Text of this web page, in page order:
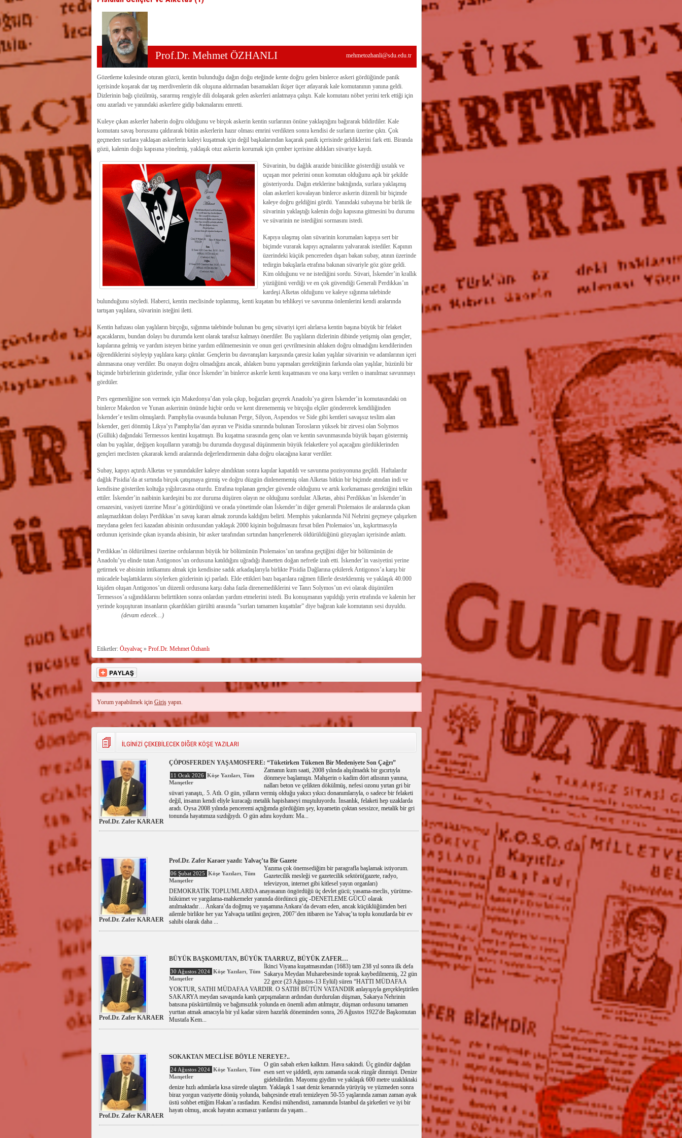
Prof.Dr. Mehmet ÖZHANLI mehmetozhanli@sdu.edu.tr
Gözetleme kulesinde oturan gözcü, kentin bulunduğu dağın doğu eteğinde kente doğru gelen binlerce askeri gördüğünde panik
içerisinde koşarak dar taş merdivenlerin dik oluşuna aldırmadan basamakları ikişer üçer atlayarak kale komutanının yanına geldi.
Dizlerinin bağı çözülmüş, sararmış rengiyle dili dolaşarak gelen askerleri anlatmaya çalıştı. Kale komutanı nöbet yerini terk ettiği için
onu azarladı ve yanındaki askerlere gidip bakmalarını emretti.
Kuleye çıkan askerler haberin doğru olduğunu ve birçok askerin kentin surlarının önüne yaklaştığını bağırarak bildirdiler. Kale
komutanı savaş borusunu çaldırarak bütün askerlerin hazır olması emrini verdikten sonra kendisi de surların üzerine çıktı. Çok
geçmeden surlara yaklaşan askerlerin kaleyi kuşatmak için değil başkalarından kaçarak panik içerisinde geldiklerini fark etti. Biranda
gözü, kalenin doğu kapısına yönelmiş, yaklaşık otuz askerin korumak için çember içerisine aldıkları süvariye kaydı.
Süvarinin, bu dağlık arazide binicilikte gösterdiği ustalık ve
uçuşan mor pelerini onun komutan olduğunu açık bir şekilde
gösteriyordu. Dağın eteklerine baktığında, surlara yaklaşmış
olan askerleri kovalayan binlerce askerin düzenli bir biçimde
kaleye doğru geldiğini gördü. Yanındaki subayına bir birlik ile
süvarinin yaklaştığı kalenin doğu kapısına gitmesini bu durumu
ve süvarinin ne istediğini sormasını istedi.
Kapıya ulaşmış olan süvarinin korumaları kapıya sert bir
biçimde vurarak kapıyı açmalarını yalvararak istediler. Kapının
üzerindeki küçük pencereden dışarı bakan subay, atının üzerinde
tedirgin bakışlarla etrafına bakınan süvariyle göz göze geldi.
Kim olduğunu ve ne istediğini sordu. Süvari, İskender’in krallık
yüzüğünü verdiği ve en çok güvendiği Generali Perdikkas’ın
kardeşi Alketas olduğunu ve kaleye sığınma talebinde
bulunduğunu söyledi. Haberci, kentin meclisinde toplanmış, kenti kuşatan bu tehlikeyi ve savunma önlemlerini kendi aralarında
tartışan yaşlılara, süvarinin isteğini iletti.
Kentin hafızası olan yaşlıların birçoğu, sığınma talebinde bulunan bu genç süvariyi içeri alırlarsa kentin başına büyük bir felaket
açacaklarını, bundan dolayı bu durumda kent olarak tarafsız kalmayı önerdiler. Bu yaşlıların dizlerinin dibinde yetişmiş olan gençler,
kapılarına gelmiş ve yardım isteyen birine yardım edilmemesinin ve onun geri çevrilmesinin ahlaken doğru olmadığını kendilerinden
öğrendiklerini söyleyip yaşlılara karşı çıktılar. Gençlerin bu davranışları karşısında çaresiz kalan yaşlılar süvarinin ve adamlarının içeri
alınmasına onay verdiler. Bu onayın doğru olmadığını ancak, ahlaken bunu yapmaları gerektiğinin farkında olan yaşlılar, hüzünlü bir
biçimde birbirlerinin gözlerinde, yıllar önce İskender’in binlerce askerle kenti kuşatmasını ve ona karşı verilen o inanılmaz savunmayı
gördüler.
Pers egemenliğine son vermek için Makedonya’dan yola çıkıp, boğazları geçerek Anadolu’ya giren İskender’in komutasındaki on
binlerce Makedon ve Yunan askerinin önünde hiçbir ordu ve kent direnememiş ve birçoğu elçiler göndererek kendiliğinden
İskender’e teslim olmuşlardı. Pamphylia ovasında bulunan Perge, Silyon, Aspendos ve Side gibi kentleri savaşsız teslim alan
İskender, geri dönmüş Likya’yı Pamphylia’dan ayıran ve Pisidia sınırında bulunan Torosların yüksek bir zirvesi olan Solymos
(Güllük) dağındaki Termessos kentini kuşatmıştı. Bu kuşatma sırasında genç olan ve kentin savunmasında büyük başarı göstermiş
olan bu yaşlılar, değişen koşulların yarattığı bu durumda duygusal düşünmenin büyük felaketlere yol açacağını gördüklerinden
gençleri meclisten çıkararak kendi aralarında değerlendirmenin daha doğru olacağına karar verdiler.
Subay, kapıyı açtırdı Alketas ve yanındakiler kaleye alındıktan sonra kapılar kapatıldı ve savunma pozisyonuna geçildi. Haftalardır
dağlık Pisidia’da at sırtında birçok çatışmaya girmiş ve doğru düzgün dinlenememiş olan Alketas bitkin bir biçimde atından indi ve
kendisine gösterilen koltuğa yığılırcasına oturdu. Etrafına toplanan gençler güvende olduğunu ve artık korkmaması gerektiğini telkin
ettiler. İskender’in naibinin kardeşini bu zor duruma düşüren olayın ne olduğunu sordular. Alketas, abisi Perdikkas’ın İskender’in
cenazesini, vasiyeti üzerine Mısır’a götürdüğünü ve orada yönetimde olan İskender’in diğer generali Ptolemaios ile aralarında çıkan
anlaşmazlıktan dolayı Perdikkas’ın savaş kararı almak zorunda kaldığını belirti. Memphis yakınlarında Nil Nehrini geçmeye çalışırken
meydana gelen feci kazadan abisinin ordusundan yaklaşık 2000 kişinin boğulmasını fırsat bilen Ptolemaios’un, kışkırtmasıyla
ordunun içerisinde çıkan isyanda abisinin, bir asker tarafından sırtından hançerlenerek öldürüldüğünü gözyaşları içerisinde anlattı.
Perdikkas’ın öldürülmesi üzerine ordularının büyük bir bölümünün Ptolemaios’un tarafına geçtiğini diğer bir bölümünün de
Anadolu’yu elinde tutan Antigonos’un ordusuna katıldığını uğradığı ihanetten doğan nefretle izah etti. İskender’in vasiyetini yerine
getirmek ve abisinin intikamını almak için kendisine sadık arkadaşlarıyla birlikte Pisidia Dağlarına çekilerek Antigonos’a karşı bir
mücadele başlattıklarını söylerken gözlerinin içi parladı. Elde ettikleri bazı başarılara rağmen fillerle desteklenmiş ve yaklaşık 40.000
kişiden oluşan Antigonos’un düzenli ordusuna karşı daha fazla direnemediklerini ve Tanrı Solymos’un evi olarak düşünülen
Termessos’a sığındıklarını belirttikten sonra onlardan yardım etmelerini istedi. Bu konuşmanın yapıldığı yerin etrafında ve kalenin her
yerinde koşuşturan insanların çıkardıkları gürültü arasında “surları tamamen kuşattılar” diye bağıran kale komutanın sesi duyuldu.
(devam edecek…)
Etiketler: Özyalvaç» Prof.Dr. Mehmet Özhanlı
Yorum yapabilmek içinGiriş yapın.
İLGİNİZİ ÇEKEBİLECEK DİĞER KÖŞE YAZILARI
Prof.Dr. Zafer KARAER
ÇÖPOSFERDEN YAŞAMOSFERE: “Tüketirken Tükenen Bir Medeniyete Son Çağrı”
11 Ocak 2026 Köşe Yazıları, Tüm
Manşetler
Zamanın kum saati, 2008 yılında alışılmadık bir gıcırtıyla
dönmeye başlamıştı. Mahşerin o kadim dört atlısının yanına,
nalları beton ve çelikten dökülmüş, nefesi ozonu yırtan gri bir
süvari yanaştı,. 5. Atlı. O gün, yılların vermiş olduğu yakıcı yıkıcı donanımlarıyla, o sadece bir felaketi
değil, insanın kendi eliyle kuracağı metalik hapishaneyi muştuluyordu. İnsanlık, felaketi hep uzaklarda
aradı. Oysa 2008 yılında penceremi açtığımda gördüğüm şey, kıyametin çoktan sessizce, metalik bir gri
tonunda hayatımıza sızdığıydı. O gün adını koydum: Ma...
Prof.Dr. Zafer KARAER
Prof.Dr. Zafer Karaer yazdı: Yalvaç’ta Bir Gazete
06 Şubat 2025 Köşe Yazıları, Tüm
Manşetler
Yazıma çok önemsediğim bir paragrafla başlamak istiyorum.
Gazetecilik mesleği ve gazetecilik sektörü(gazete, radyo,
televizyon, internet gibi kitlesel yayın organları)
DEMOKRATİK TOPLUMLARDA anayasanın öngördüğü üç devlet gücü; yasama-meclis, yürütme-
hükümet ve yargılama-mahkemeler yanında dördüncü güç -DENETLEME GÜCÜ olarak
anılmaktadır… Ankara’da doğmuş ve yaşamına Ankara’da devam eden, ancak küçüklüğümden beri
ailemle birlikte her yaz Yalvaçta tatilini geçiren, 2007’den itibaren ise Yalvaç’ta toplu konutlarda bir ev
sahibi olarak daha ...
Prof.Dr. Zafer KARAER
BÜYÜK BAŞKOMUTAN, BÜYÜK TAARRUZ, BÜYÜK ZAFER…
30 Ağustos 2024 Köşe Yazıları, Tüm
Manşetler
İkinci Viyana kuşatmasından (1683) tam 238 yıl sonra ilk defa
Sakarya Meydan Muharebesinde toprak kaybedilmemiş, 22 gün
22 gece (23 Ağustos-13 Eylül) süren “HATTI MÜDAFAA
YOKTUR, SATHI MÜDAFAA VARDIR. O SATIH BÜTÜN VATANDIR anlayışıyla gerçekleştirilen
SAKARYA meydan savaşında kanlı çarpışmaların ardından durdurulan düşman, Sakarya Nehrinin
batısına püskürtülmüş ve bağımsızlık yolunda en önemli adım atılmıştır, düşman ordusunu tamamen
yurttan atmak amacıyla bir yıl kadar süren hazırlık döneminden sonra, 26 Ağustos 1922'de Başkomutan
Mustafa Kem...
Prof.Dr. Zafer KARAER
SOKAKTAN MECLİSE BÖYLE NEREYE?..
24 Ağustos 2024 Köşe Yazıları, Tüm
Manşetler
O gün sabah erken kalktım. Hava sakindi. Üç gündür dağdan
esen sert ve şiddetli, aynı zamanda sıcak rüzgâr dinmişti. Denize
gidebilirdim. Mayomu giydim ve yaklaşık 600 metre uzaklıktaki
denize hızlı adımlarla kısa sürede ulaştım. Yaklaşık 1 saat deniz kenarında yürüyüş ve yüzmeden sonra
biraz yorgun vaziyette dönüş yolunda, bahçesinde etrafı temizleyen 50-55 yaşlarında zaman zaman ayak
üstü sohbet ettiğim Hakan’a rastladım. Kendisi mühendisti, zamanında İstanbul da şirketleri ve iyi bir
hayatı olmuş, ancak hayatın acımasız yanlarını da yaşam...